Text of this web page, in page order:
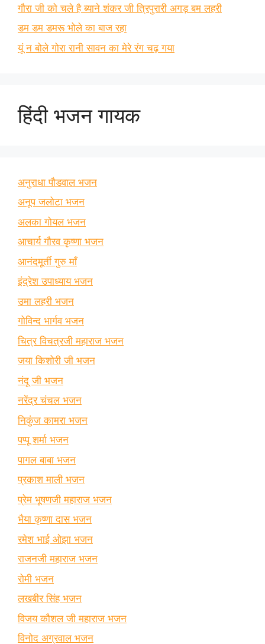
गौरा जी को चले है ब्याने शंकर जी त्रिपुरारी अगड़ बम लहरी
डम डम डमरू भोले का बाज रहा
यूं न बोले गोरा रानी सावन का मेरे रंग चढ़ गया
हिंदी भजन गायक
अनुराधा पौडवाल भजन
अनूप जलोटा भजन
अलका गोयल भजन
आचार्य गौरव कृष्णा भजन
आनंदमूर्ती गुरु माँ
इंद्रेश उपाध्याय भजन
उमा लहरी भजन
गोविन्द भार्गव भजन
चित्र विचत्रजी महाराज भजन
जया किशोरी जी भजन
नंदू जी भजन
नरेंद्र चंचल भजन
निकुंज कामरा भजन
पप्पू शर्मा भजन
पागल बाबा भजन
प्रकाश माली भजन
प्रेम भूषणजी महाराज भजन
भैया कृष्णा दास भजन
रमेश भाई ओझा भजन
राजनजी महाराज भजन
रोमी भजन
लखबीर सिंह भजन
विजय कौशल जी महाराज भजन
विनोद अग्रवाल भजन